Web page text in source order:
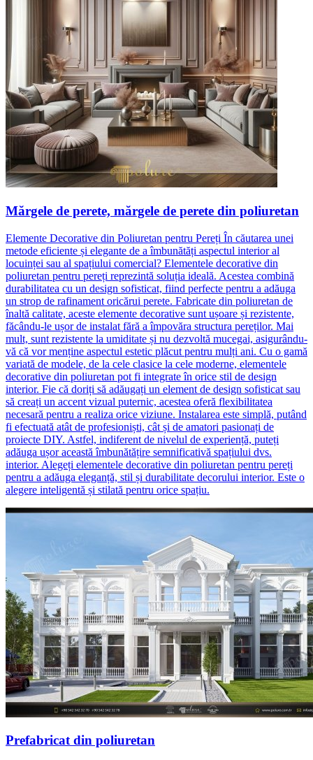
Mărgele de perete, mărgele de perete din poliuretan
Elemente Decorative din Poliuretan pentru Pereți În căutarea unei
metode eficiente și elegante de a îmbunătăți aspectul interior al
locuinței sau al spațiului comercial? Elementele decorative din
poliuretan pentru pereți reprezintă soluția ideală. Acestea combină
durabilitatea cu un design sofisticat, fiind perfecte pentru a adăuga
un strop de rafinament oricărui perete. Fabricate din poliuretan de
înaltă calitate, aceste elemente decorative sunt ușoare și rezistente,
făcându-le ușor de instalat fără a împovăra structura pereților. Mai
mult, sunt rezistente la umiditate și nu dezvoltă mucegai, asigurându-
vă că vor menține aspectul estetic plăcut pentru mulți ani. Cu o gamă
variată de modele, de la cele clasice la cele moderne, elementele
decorative din poliuretan pot fi integrate în orice stil de design
interior. Fie că doriți să adăugați un element de design sofisticat sau
să creați un accent vizual puternic, acestea oferă flexibilitatea
necesară pentru a realiza orice viziune. Instalarea este simplă, putând
fi efectuată atât de profesioniști, cât și de amatori pasionați de
proiecte DIY. Astfel, indiferent de nivelul de experiență, puteți
adăuga ușor această îmbunătățire semnificativă spațiului dvs.
interior. Alegeți elementele decorative din poliuretan pentru pereți
pentru a adăuga eleganță, stil și durabilitate decorului interior. Este o
alegere inteligentă și stilată pentru orice spațiu.
Prefabricat din poliuretan